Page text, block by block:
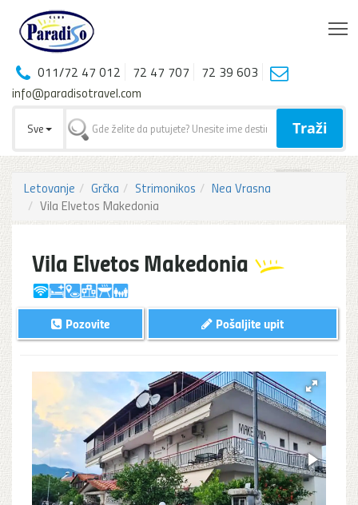
011/72 47 012 72 47 707
72 39 603
info@paradisotravel.com
Sve Traži
Letovanje Grčka Strimonikos
Nea Vrasna
Vila Elvetos Makedonia
Vila Elvetos Makedonia
Pošaljite upit
Pozovite